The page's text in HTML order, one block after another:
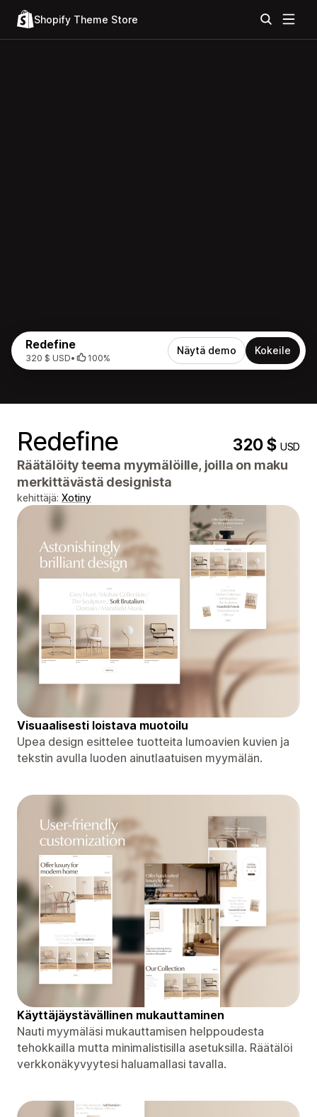
Shopify Theme Store
Redefine
320 $ USD• 100%
Näytä demo Kokeile
Redefine 320 $USD
Räätälöity teema myymälöille, joilla on maku
merkittävästä designista
kehittäjä: Xotiny
Visuaalisesti loistava muotoilu
Upea design esittelee tuotteita lumoavien kuvien ja
tekstin avulla luoden ainutlaatuisen myymälän.
Käyttäjäystävällinen mukauttaminen
Nauti myymäläsi mukauttamisen helppoudesta
tehokkailla mutta minimalistisilla asetuksilla. Räätälöi
verkkonäkyvyytesi haluamallasi tavalla.